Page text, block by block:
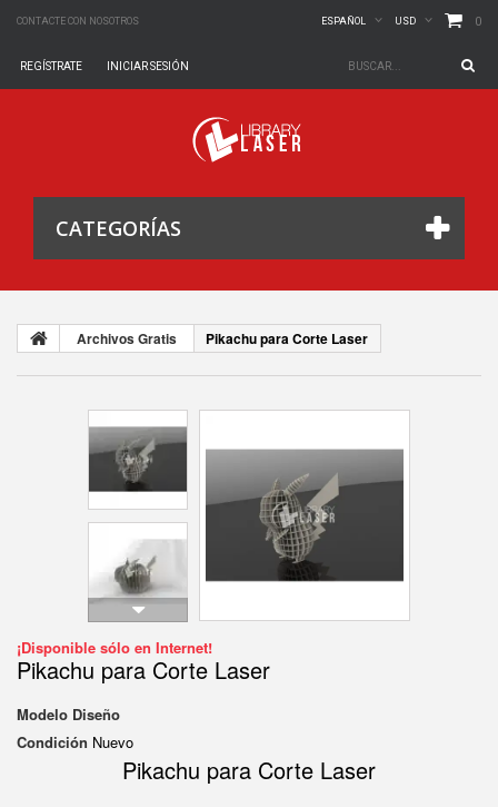
CONTACTE CON NOSOTROS 0
USD
ESPAÑOL
INICIAR SESIÓN
REGÍSTRATE
CATEGORÍAS
Archivos Gratis Pikachu para Corte Laser
¡Disponible sólo en Internet!
Pikachu para Corte Laser
Modelo Diseño
Condición Nuevo
Pikachu para Corte Laser